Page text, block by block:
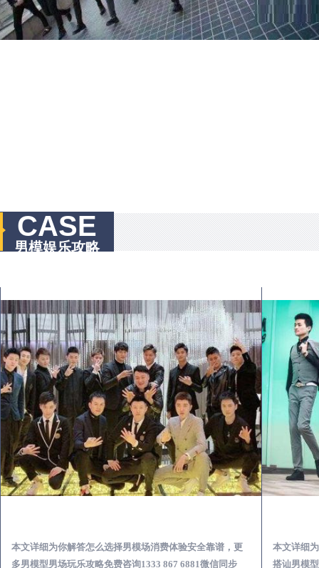
CASE
男模娱乐攻略
本文详细为你解答怎么选择男模场消费体验安全靠谱，更
多男模型男场玩乐攻略免费咨询1333 867 6881微信同步
本文详细
搭讪男模